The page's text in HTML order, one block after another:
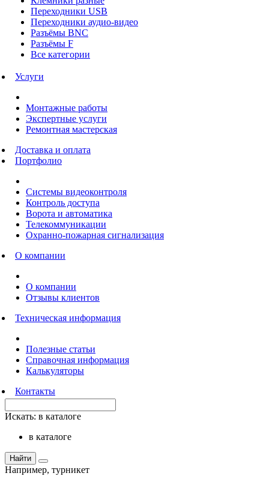
Переходники USB
Переходники аудио-видео
Разъёмы BNC
Разъёмы F
Все категории
Услуги
Монтажные работы
Экспертные услуги
Ремонтная мастерская
Доставка и оплата
Портфолио
Системы видеоконтроля
Контроль доступа
Ворота и автоматика
Телекоммуникации
Охранно-пожарная сигнализация
О компании
О компании
Отзывы клиентов
Техническая информация
Полезные статьи
Справочная информация
Калькуляторы
Контакты
Искать: в каталоге
в каталоге
Найти
Например, турникет